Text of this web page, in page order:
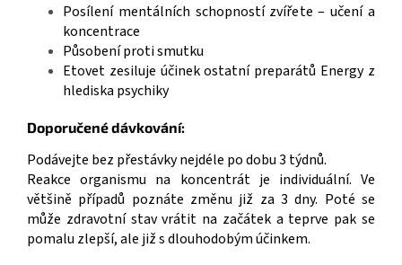
Posílení mentálních schopností zvířete – učení a
koncentrace
Působení proti smutku
Etovet zesiluje účinek ostatní preparátů Energy z
hlediska psychiky
Doporučené dávkování:
Podávejte bez přestávky nejdéle po dobu 3 týdnů.
Reakce organismu na koncentrát je individuální. Ve
většině případů poznáte změnu již za 3 dny. Poté se
může zdravotní stav vrátit na začátek a teprve pak se
pomalu zlepší, ale již s dlouhodobým účinkem.